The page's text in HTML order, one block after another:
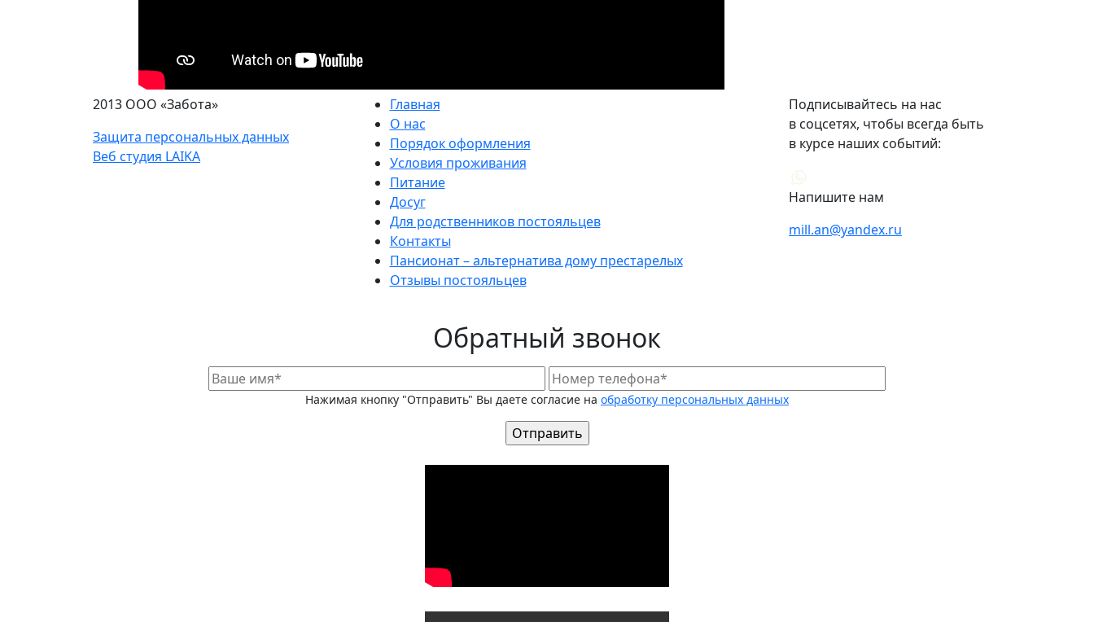
2013 ООО «Забота»
Защита персональных данных
Веб студия LAIKA
Главная
О нас
Порядок оформления
Условия проживания
Питание
Досуг
Для родственников постояльцев
Контакты
Пансионат – альтернатива дому престарелых
Отзывы постояльцев
Подписывайтесь на нас
в соцсетях, чтобы всегда быть
в курсе наших событий:
Напишите нам
mill.an@yandex.ru
Обратный звонок
Нажимая кнопку "Отправить" Вы даете согласие на обработку персональных данных